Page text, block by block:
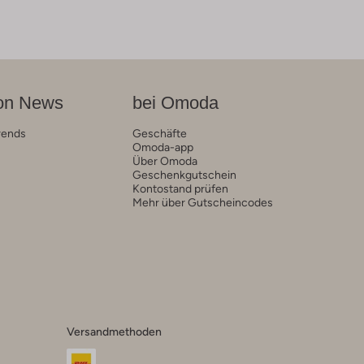
News bei Omoda
Geschäfte
Omoda-app
Über Omoda
Geschenkgutschein
Kontostand prüfen
Mehr über Gutscheincodes
Versandmethoden